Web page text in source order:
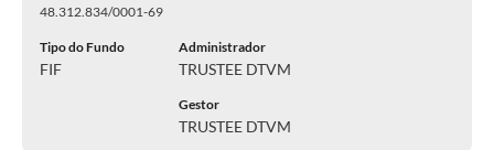
48.312.834/0001-69
Tipo do Fundo
FIF
Administrador
TRUSTEE DTVM
Gestor
TRUSTEE DTVM